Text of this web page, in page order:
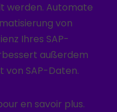
werden. Automate
von
Ihres SAP-
außerdem
von SAP-Daten.
en savoir plus.